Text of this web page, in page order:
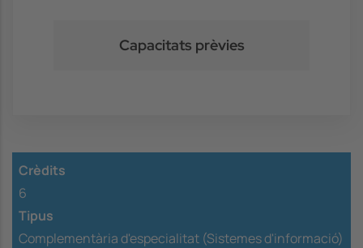
Capacitats prèvies
Crèdits
6
Tipus
Complementària d'especialitat (Sistemes d'informació)